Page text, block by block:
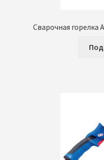
Сварочная горелка